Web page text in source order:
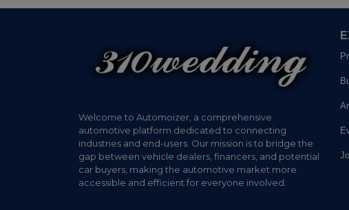
Welcome to Automoizer, a comprehensive
automotive platform dedicated to connecting
industries and end-users. Our mission is to bridge the
gap between vehicle dealers, financers, and potential
car buyers, making the automotive market more
accessible and efficient for everyone involved.